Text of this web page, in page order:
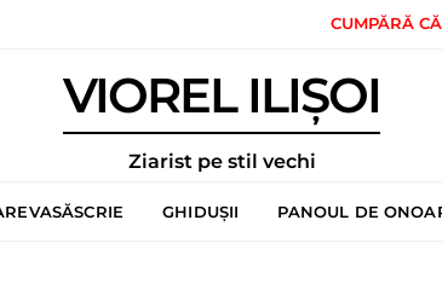
CUMPĂRĂ
VIOREL ILIȘOI
Ziarist pe stil vechi
GHIDUȘII PANOUL DE